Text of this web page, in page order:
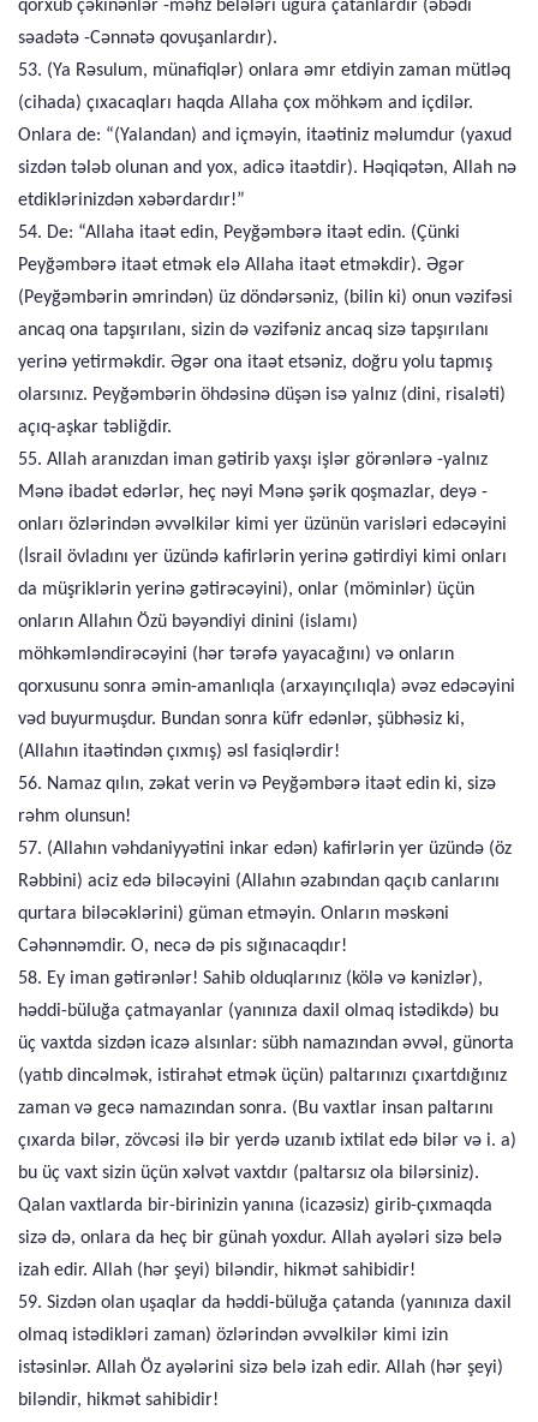
qorxub çəkinənlər -məhz belələri uğura çatanlardır (əbədi
səadətə -Cənnətə qovuşanlardır).
53. (Ya Rəsulum, münafiqlər) onlara əmr etdiyin zaman mütləq
(cihada) çıxacaqları haqda Allaha çox möhkəm and içdilər.
Onlara de: “(Yalandan) and içməyin, itaətiniz məlumdur (yaxud
sizdən tələb olunan and yox, adicə itaətdir). Həqiqətən, Allah nə
etdiklərinizdən xəbərdardır!”
54. De: “Allaha itaət edin, Peyğəmbərə itaət edin. (Çünki
Peyğəmbərə itaət etmək elə Allaha itaət etməkdir). Əgər
(Peyğəmbərin əmrindən) üz döndərsəniz, (bilin ki) onun vəzifəsi
ancaq ona tapşırılanı, sizin də vəzifəniz ancaq sizə tapşırılanı
yerinə yetirməkdir. Əgər ona itaət etsəniz, doğru yolu tapmış
olarsınız. Peyğəmbərin öhdəsinə düşən isə yalnız (dini, risaləti)
açıq-aşkar təbliğdir.
55. Allah aranızdan iman gətirib yaxşı işlər görənlərə -yalnız
Mənə ibadət edərlər, heç nəyi Mənə şərik qoşmazlar, deyə -
onları özlərindən əvvəlkilər kimi yer üzünün varisləri edəcəyini
(İsrail övladını yer üzündə kafirlərin yerinə gətirdiyi kimi onları
da müşriklərin yerinə gətirəcəyini), onlar (möminlər) üçün
onların Allahın Özü bəyəndiyi dinini (islamı)
möhkəmləndirəcəyini (hər tərəfə yayacağını) və onların
qorxusunu sonra əmin-amanlıqla (arxayınçılıqla) əvəz edəcəyini
vəd buyurmuşdur. Bundan sonra küfr edənlər, şübhəsiz ki,
(Allahın itaətindən çıxmış) əsl fasiqlərdir!
56. Namaz qılın, zəkat verin və Peyğəmbərə itaət edin ki, sizə
rəhm olunsun!
57. (Allahın vəhdaniyyətini inkar edən) kafirlərin yer üzündə (öz
Rəbbini) aciz edə biləcəyini (Allahın əzabından qaçıb canlarını
qurtara biləcəklərini) güman etməyin. Onların məskəni
Cəhənnəmdir. O, necə də pis sığınacaqdır!
58. Ey iman gətirənlər! Sahib olduqlarınız (kölə və kənizlər),
həddi-büluğa çatmayanlar (yanınıza daxil olmaq istədikdə) bu
üç vaxtda sizdən icazə alsınlar: sübh namazından əvvəl, günorta
(yatıb dincəlmək, istirahət etmək üçün) paltarınızı çıxartdığınız
zaman və gecə namazından sonra. (Bu vaxtlar insan paltarını
çıxarda bilər, zövcəsi ilə bir yerdə uzanıb ixtilat edə bilər və i. a)
bu üç vaxt sizin üçün xəlvət vaxtdır (paltarsız ola bilərsiniz).
Qalan vaxtlarda bir-birinizin yanına (icazəsiz) girib-çıxmaqda
sizə də, onlara da heç bir günah yoxdur. Allah ayələri sizə belə
izah edir. Allah (hər şeyi) biləndir, hikmət sahibidir!
59. Sizdən olan uşaqlar da həddi-büluğa çatanda (yanınıza daxil
olmaq istədikləri zaman) özlərindən əvvəlkilər kimi izin
istəsinlər. Allah Öz ayələrini sizə belə izah edir. Allah (hər şeyi)
biləndir, hikmət sahibidir!